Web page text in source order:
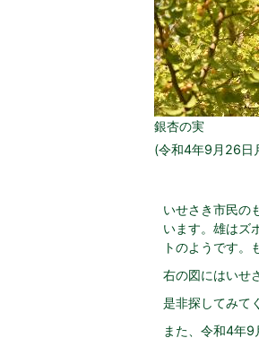
銀杏の実
(令和4年9月26日
いせさき市民の
います。雄はズ
トのようです。
右の図にはいせ
是非探してみて
また、令和4年